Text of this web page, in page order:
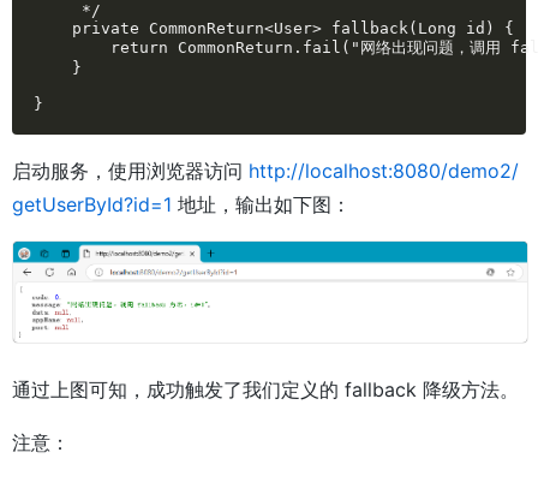
*/
private CommonReturn<User> fallback(Long id) {
return CommonReturn.fail("网络出现问题，调用
}
}
启动服务，使用浏览器访问 http://localhost:8080/demo2/
getUserById?id=1 地址，输出如下图：
通过上图可知，成功触发了我们定义的 fallback 降级方法。
注意：